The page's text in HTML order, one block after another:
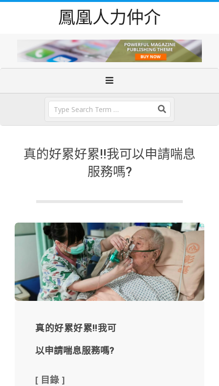
鳳凰人力仲介
真的好累好累!!我可以申請喘息
服務嗎?
真的好累好累!!我可
以申請喘息服務嗎?
[ 目錄 ]